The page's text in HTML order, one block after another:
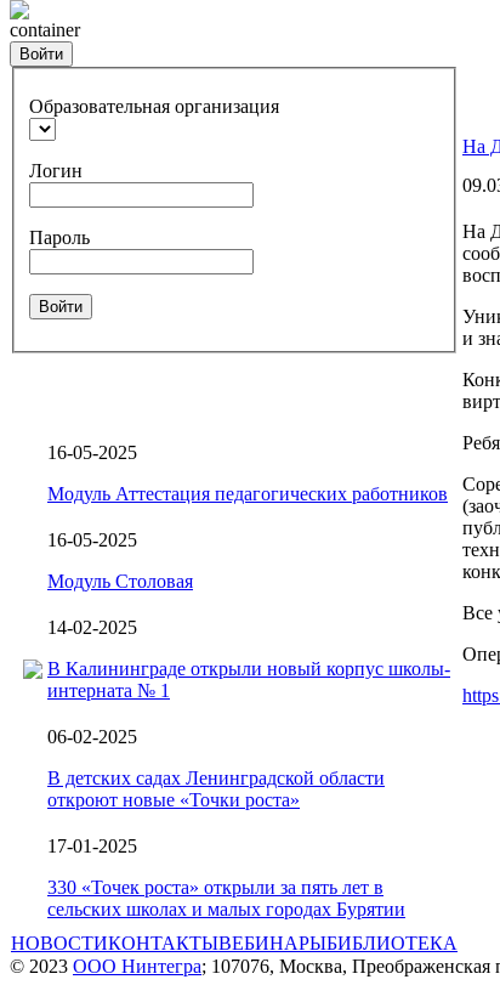
container
Войти
Образовательная организация
Логин
Пароль
Войти
16-05-2025
Модуль Аттестация педагогических работников
16-05-2025
Модуль Столовая
14-02-2025
В Калининграде открыли новый корпус школы-
интерната № 1
06-02-2025
В детских садах Ленинградской области
откроют новые «Точки роста»
17-01-2025
330 «Точек роста» открыли за пять лет в
сельских школах и малых городах Бурятии
На
На
и
Все
НОВОСТИКОНТАКТЫВЕБИНАРЫБИБЛИОТЕКА
© 2023 ООО Нинтегра; 107076, Москва,